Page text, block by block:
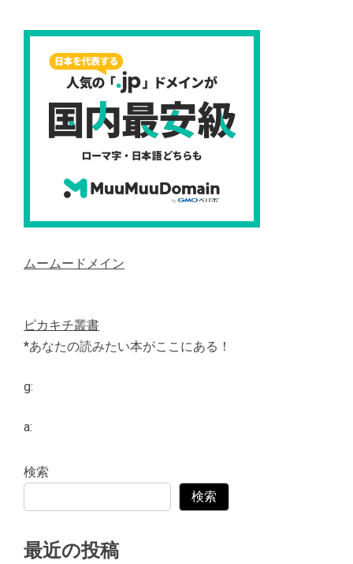
ムームードメイン
ピカキチ叢書
*あなたの読みたい本がここにある！
g:
a:
検索
検索
最近の投稿